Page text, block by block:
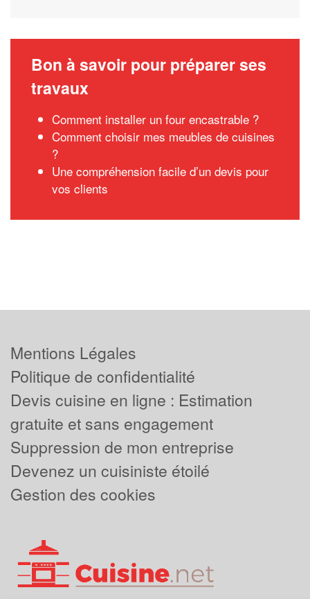
Bon à savoir pour préparer ses
travaux
Comment installer un four encastrable ?
Comment choisir mes meubles de cuisines
?
Une compréhension facile d’un devis pour
vos clients
Mentions Légales
Politique de confidentialité
Devis cuisine en ligne : Estimation
gratuite et sans engagement
Suppression de mon entreprise
Devenez un cuisiniste étoilé
Gestion des cookies